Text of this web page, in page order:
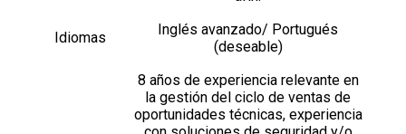
Idiomas
Inglés avanzado/ Portugués
(deseable)
8 años de experiencia relevante en
la gestión del ciclo de ventas de
oportunidades técnicas, experiencia